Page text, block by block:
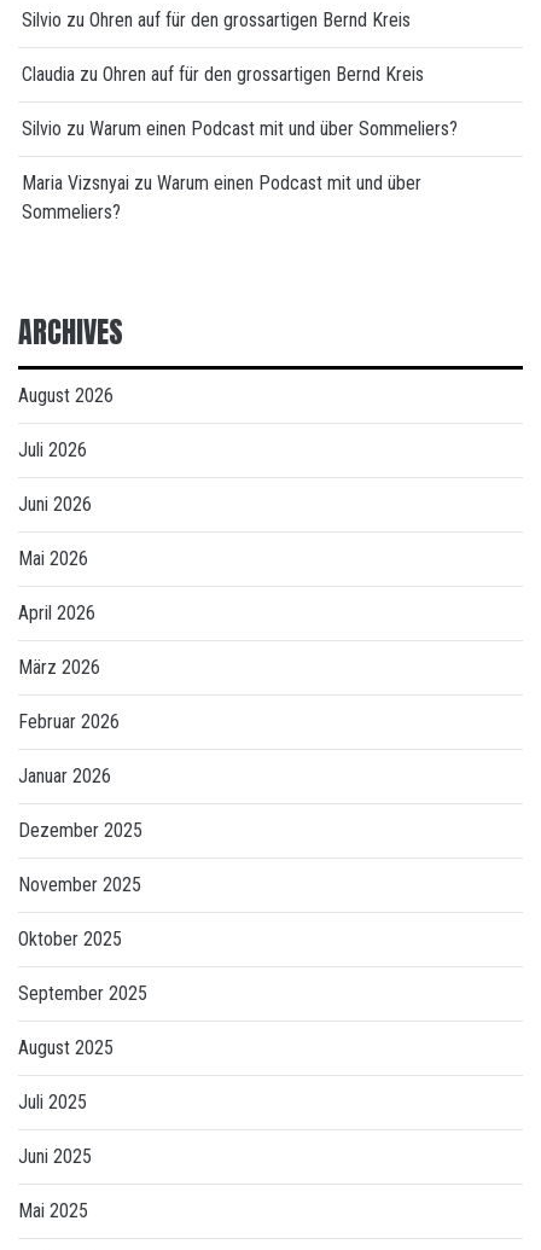
Silvio zu Ohren auf für den grossartigen Bernd Kreis
Claudia zu Ohren auf für den grossartigen Bernd Kreis
Silvio zu Warum einen Podcast mit und über Sommeliers?
Maria Vizsnyai zu Warum einen Podcast mit und über
Sommeliers?
ARCHIVES
August 2026
Juli 2026
Juni 2026
Mai 2026
April 2026
März 2026
Februar 2026
Januar 2026
Dezember 2025
November 2025
Oktober 2025
September 2025
August 2025
Juli 2025
Juni 2025
Mai 2025